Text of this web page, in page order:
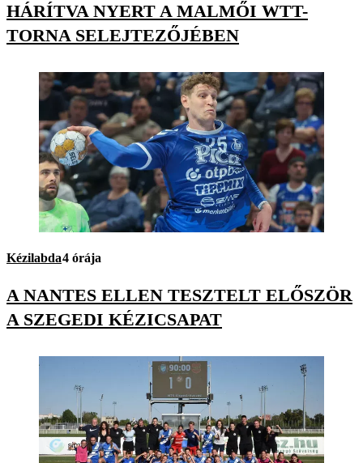
HÁRÍTVA NYERT A MALMŐI WTT-
TORNA SELEJTEZŐJÉBEN
Kézilabda4 órája
A NANTES ELLEN TESZTELT ELŐSZÖR
A SZEGEDI KÉZICSAPAT